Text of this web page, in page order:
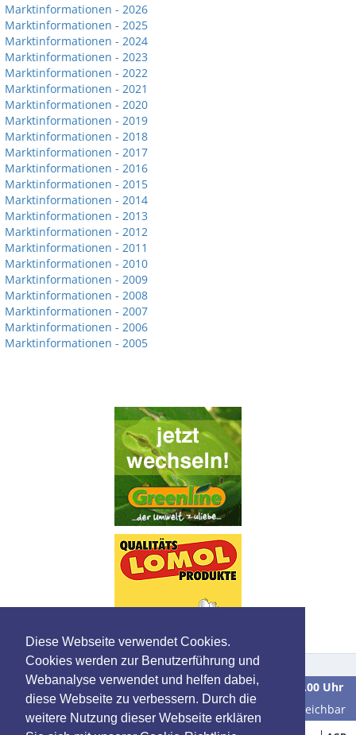
Diese Webseite verwendet Cookies.
Cookies werden zur Benutzerführung und
Webanalyse verwendet und helfen dabei,
diese Webseite zu verbessern. Durch die
weitere Nutzung dieser Webseite erklären
Marktinformationen - 2026
Marktinformationen - 2025
Marktinformationen - 2024
Marktinformationen - 2023
Marktinformationen - 2022
Marktinformationen - 2021
Marktinformationen - 2020
Marktinformationen - 2019
Marktinformationen - 2018
Marktinformationen - 2017
Marktinformationen - 2016
Marktinformationen - 2015
Marktinformationen - 2014
Marktinformationen - 2013
Marktinformationen - 2012
Marktinformationen - 2011
Marktinformationen - 2010
Marktinformationen - 2009
Marktinformationen - 2008
Marktinformationen - 2007
Marktinformationen - 2006
Marktinformationen - 2005
Wir sindMontag bis Freitagin der Zeit von9.00 bis 16.00 Uhr
für Sie erreichbar